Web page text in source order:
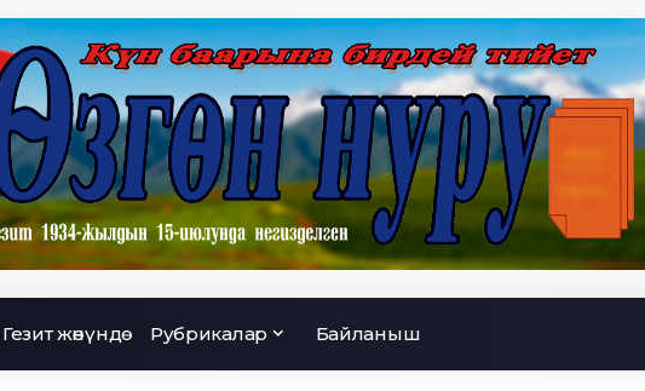
Гезит жөнүндө Рубрикалар Байланыш